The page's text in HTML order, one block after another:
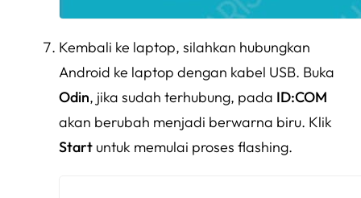
Kembali ke laptop, silahkan hubungkan
Android ke laptop dengan kabel USB. Buka
Odin, jika sudah terhubung, pada ID:COM
akan berubah menjadi berwarna biru. Klik
Start untuk memulai proses flashing.